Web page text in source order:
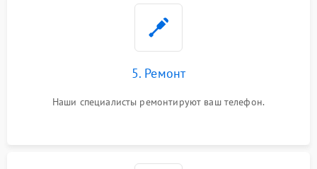
5. Ремонт
Наши специалисты ремонтируют ваш телефон.